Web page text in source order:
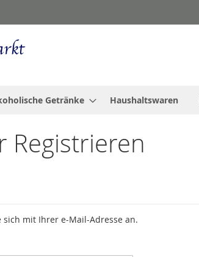
Getränke Haushaltswaren
Registrieren
sich mit Ihrer e-Mail-Adresse an.